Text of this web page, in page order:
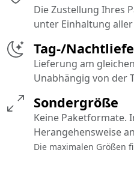
Die Zustellung Ihres
unter Einhaltung
Tag-/
Lieferung am
Unabhängig von der
Sondergröße
Keine Paketformate.
Herangehensweise
Die maximalen Größen